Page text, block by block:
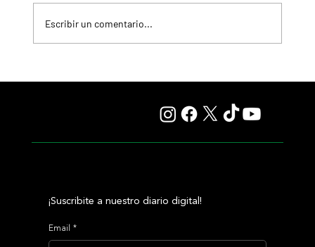
Escribir un comentario...
¡Suscribite a nuestro diario digital!
Email *